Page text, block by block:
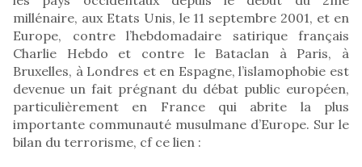
millénaire, aux Etats Unis, le 11 septembre 2001, et en
Europe, contre l’hebdomadaire satirique français
Charlie Hebdo et contre le Bataclan à Paris, à
Bruxelles, à Londres et en Espagne, l’islamophobie est
devenue un fait prégnant du débat public européen,
particulièrement en France qui abrite la plus
importante communauté musulmane d’Europe. Sur le
bilan du terrorisme, cf ce lien :